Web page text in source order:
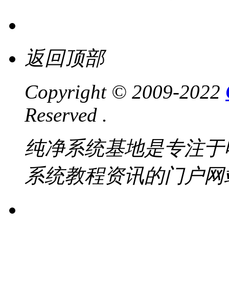
返回顶部
Copyright © 2009-2022
Reserved .
纯净系统基地是专注
系统教程资讯的门户